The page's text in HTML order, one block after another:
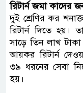
রিটার্ন জমা কাদের
দুই শ্রেণির কর
রিটার্ন দিতে হয়।
সাড়ে তিন লাখ
আয়কর রিটার্ন
৩৯ ধরনের সেবা
হয়।